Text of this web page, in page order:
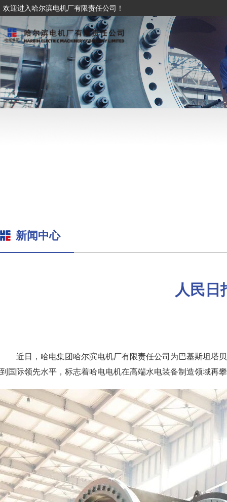
欢迎进入哈尔滨电机厂有限责任公司！
新闻中心
人民日
近日，哈电集团哈尔滨电机厂有限责任公司为巴基斯坦塔
到国际领先水平，标志着哈电电机在高端水电装备制造领域再